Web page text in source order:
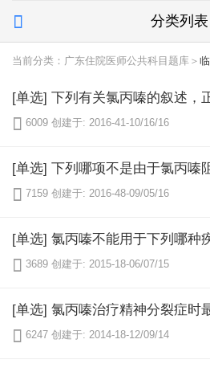
 分类列表
当前分类：广东住院医师公共科目题库＞
[单选] 下列有关氯丙嗪的叙述，
 6009 创建于: 2016-41-10/16/16
 7159 创建于: 2016-48-09/05/16
[单选] 氯丙嗪不能用于下列哪种
 3689 创建于: 2015-18-06/07/15
 6247 创建于: 2014-18-12/09/14